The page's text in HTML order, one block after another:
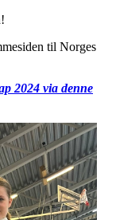
til Norges
2024 via denne